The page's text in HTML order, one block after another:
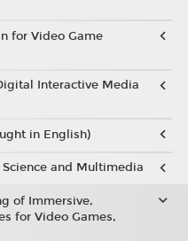
for Video Game
Interactive Media
in English)
and Multimedia
of Immersive,
for Video Games,